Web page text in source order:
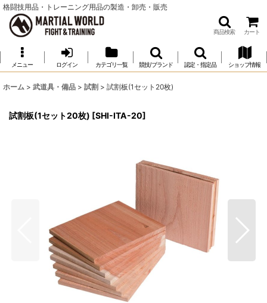
格闘技用品・トレーニング用品の製造・卸売・販売
商品検索 カート
メニュー ログイン カテゴリ一覧 競技/ブランド 認定・指定品 ショップ情報
ホーム > 武道具・備品 > 試割 > 試割板(1セット20枚)
試割板(1セット20枚) [SHI-ITA-20]